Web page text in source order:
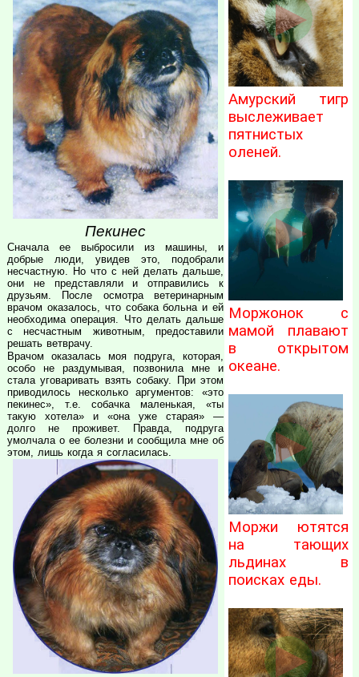
Пекинес
Сначала ее выбросили из машины, и
добрые люди, увидев это, подобрали
несчастную. Но что с ней делать дальше,
они не представляли и отправились к
друзьям. После осмотра ветеринарным
врачом оказалось, что собака больна и ей
необходима операция. Что делать дальше
с несчастным животным, предоставили
решать ветврачу.
Врачом оказалась моя подруга, которая,
особо не раздумывая, позвонила мне и
стала уговаривать взять собаку. При этом
приводилось несколько аргументов: «это
пекинес», т.е. собачка маленькая, «ты
такую хотела» и «она уже старая» —
долго не проживет. Правда, подруга
умолчала о ее болезни и сообщила мне об
этом, лишь когда я согласилась.
Амурский тигр
выслеживает
пятнистых
оленей.
Моржонок с
мамой плавают
в открытом
океане.
Моржи ютятся
на тающих
льдинах в
поисках еды.